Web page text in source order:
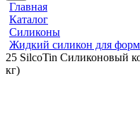
Главная
Каталог
Силиконы
Жидкий силикон для
25 SilcoTin Силиконовый
кг)